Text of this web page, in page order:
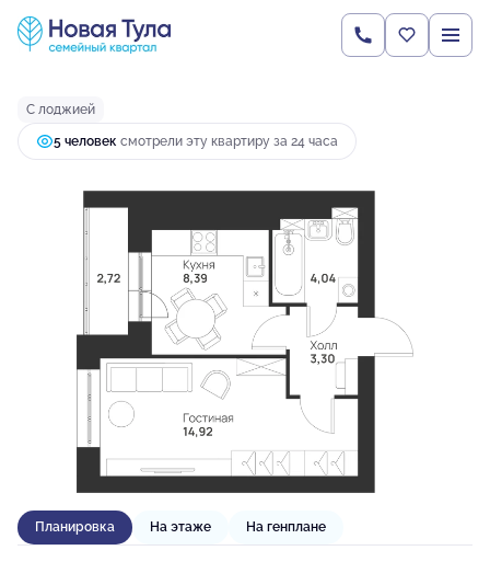
1-комнатная33.37 м 3 723 191 руб.
Ипотекаот 14 293 руб.
С лоджией
5 человек смотрели эту квартиру за 24 часа
Планировка На этаже На генплане